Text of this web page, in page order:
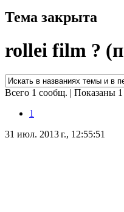
Тема закрыта
rollei film ?
Всего 1 сообщ. | Показаны 1
1
31 июл. 2013 г., 12:55:51